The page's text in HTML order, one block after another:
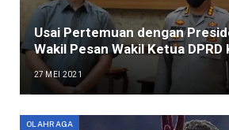
Usai Pertemuan dengan
Wakil Pesan Wakil Ketua
27 MEI 2021
OLAHRAGA